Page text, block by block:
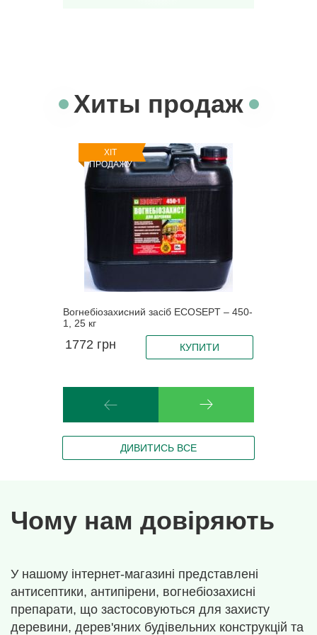
Хиты продаж
ХІТ
ПРОДАЖУ
Вогнебіозахисний засіб ECOSEPT – 450-
1, 25 кг
1772 грн КУПИТИ
ДИВИТИСЬ ВСЕ
Чому нам довіряють
У нашому інтернет-магазині представлені
антисептики, антипірени, вогнебіозахисні
препарати, що застосовуються для захисту
деревини, дерев'яних будівельних конструкцій та